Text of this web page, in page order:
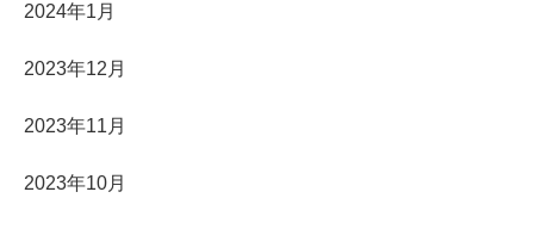
2024年1月
2023年12月
2023年11月
2023年10月